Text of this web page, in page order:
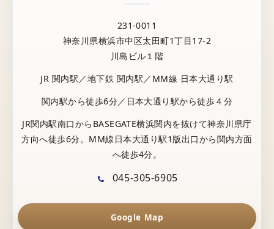
231-0011
神奈川県横浜市中区太田町1丁目17-2
川島ビル１階
JR 関内駅／地下鉄 関内駅／MM線 日本大通り駅
関内駅から徒歩6分／日本大通り駅から徒歩４分
JR関内駅南口からBASEGATE横浜関内を抜けて神奈川県庁
方向へ徒歩6分。MM線日本大通り駅1版出口から関内方面
へ徒歩4分。
045-305-6905
Google Map